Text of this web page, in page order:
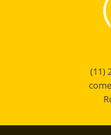
(11)